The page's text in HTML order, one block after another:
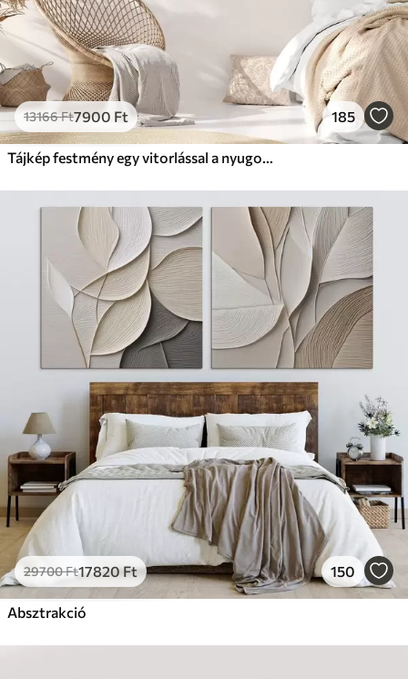
13166Ft7900 Ft 185
Tájkép festmény egy vitorlással a nyugodt tengeren, narancssárga és sárga égbolt, távoli hegyek
29700Ft17820Ft 150
Absztrakció